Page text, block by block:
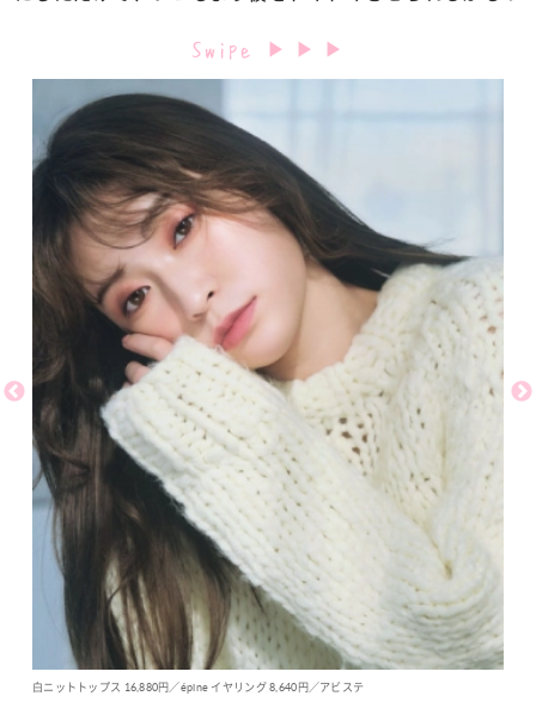
Swipe ▶︎ ▶︎ ▶︎
白ニットトップス 16,880円／épine イヤリング 8,640円／アビステ